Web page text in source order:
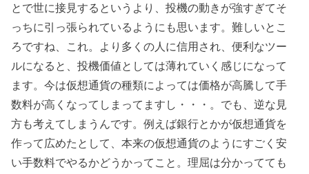
とで世に接見するというより、投機の動きが強すぎてそ
っちに引っ張られているようにも思います。難しいとこ
ろですね、これ。より多くの人に信用され、便利なツー
ルになると、投機価値としては薄れていく感じになって
ます。今は仮想通貨の種類によっては価格が高騰して手
数料が高くなってしまってますし・・・。でも、逆な見
方も考えてしまうんです。例えば銀行とかが仮想通貨を
作って広めたとして、本来の仮想通貨のようにすごく安
い手数料でやるかどうかってこと。理屈は分かってても